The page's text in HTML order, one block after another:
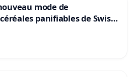
mode de
panifiables de Swiss
teneur en protéines